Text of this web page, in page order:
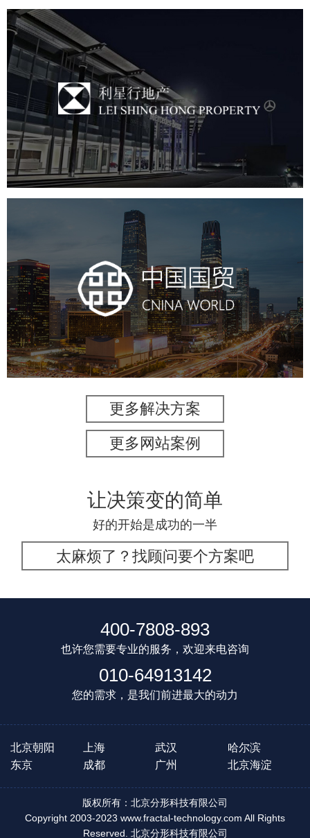
利星行地产
房地产 商业地产 地产网站建设
中国国贸
房地产 商业地产 地产网站建设
地产网站设计
网站建设
电商网站
更多解决方案
更多网站案例
让决策变的简单
好的开始是成功的一半
太麻烦了？找顾问要个方案吧
400-7808-893
也许您需要专业的服务，欢迎来电咨询
010-64913142
您的需求，是我们前进最大的动力
北京朝阳 上海 武汉
哈尔滨
东京
成都 广州 北京海淀
版权所有：北京分形科技有限公司
Copyright 2003-2023 www.fractal-technology.com All Rights
Reserved. 北京分形科技有限公司